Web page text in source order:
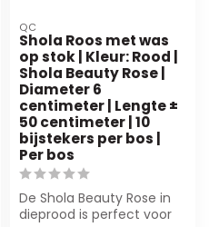
QC
Shola Roos met was
op stok | Kleur: Rood |
Shola Beauty Rose |
Diameter 6
centimeter | Lengte ±
50 centimeter | 10
bijstekers per bos |
Per bos
De Shola Beauty Rose in
dieprood is perfect voor